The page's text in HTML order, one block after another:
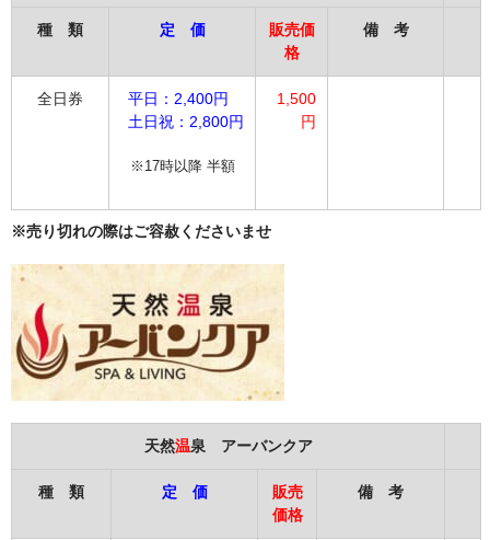
種 類 定 価
販売価
格
備 考
全日券
平日：2,400円
土日祝：2,800円
※17時以降 半額
1,500
円
※売り切れの際はご容赦くださいませ
天然温泉 アーバンクア
種 類 定 価
販売
価格
備 考